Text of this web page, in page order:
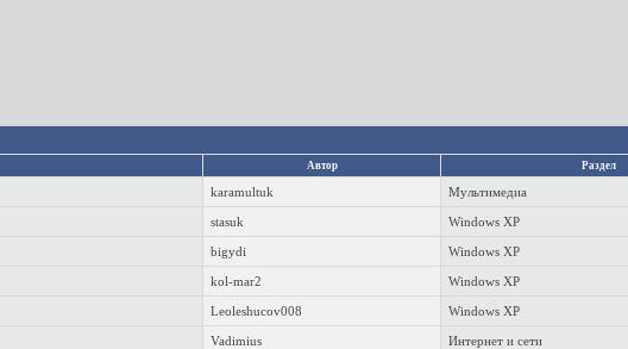
Автор Раздел
karamultuk Мультимедиа
stasuk Windows XP
bigydi Windows XP
kol-mar2 Windows XP
Leoleshucov008 Windows XP
Vadimius Интернет и сети